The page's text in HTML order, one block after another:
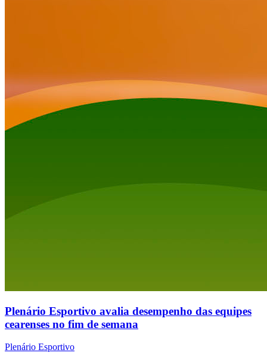
Plenário Esportivo avalia desempenho das equipes
cearenses no fim de semana
Plenário Esportivo